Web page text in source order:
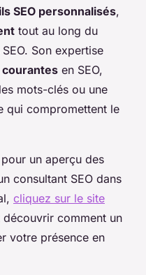
SEO personnalisés,
tout au long du
Son expertise
en SEO,
mots-clés ou une
qui compromettent le
un aperçu des
consultant SEO dans
cliquez sur le site
comment un
votre présence en